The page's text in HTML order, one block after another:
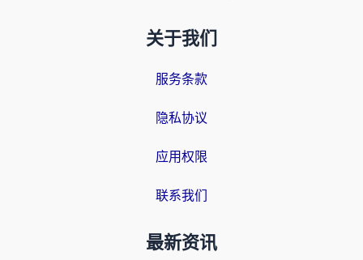
关于我们
服务条款
隐私协议
应用权限
联系我们
最新资讯